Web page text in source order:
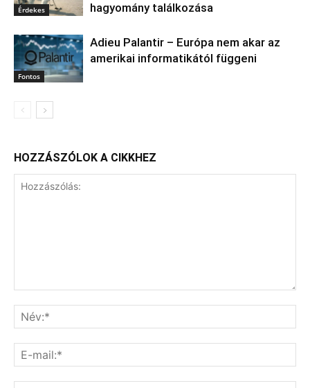
Érdekes
hagyomány találkozása
Fontos
Adieu Palantir – Európa nem akar az
amerikai informatikától függeni
HOZZÁSZÓLOK A CIKKHEZ